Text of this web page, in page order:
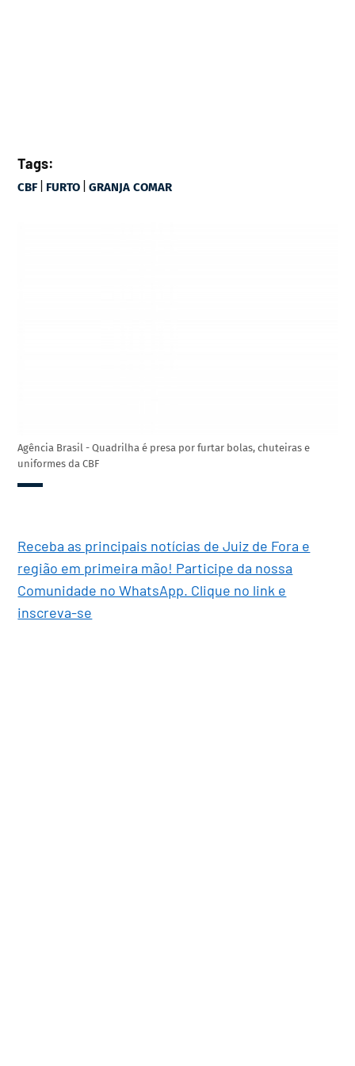
Tags:
CBF| FURTO |GRANJA COMAR
Agência Brasil - Quadrilha é presa por furtar bolas, chuteiras e
uniformes da CBF
Receba as principais notícias de Juiz de Fora e
região em primeira mão! Participe da nossa
Comunidade no WhatsApp. Clique no link e
inscreva-se